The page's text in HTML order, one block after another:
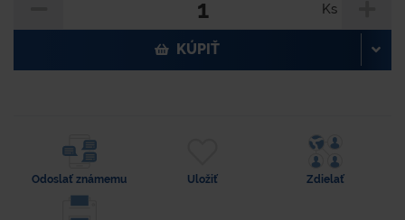
Ks
KÚPIŤ
Odoslať známemu Uložiť Zdielať